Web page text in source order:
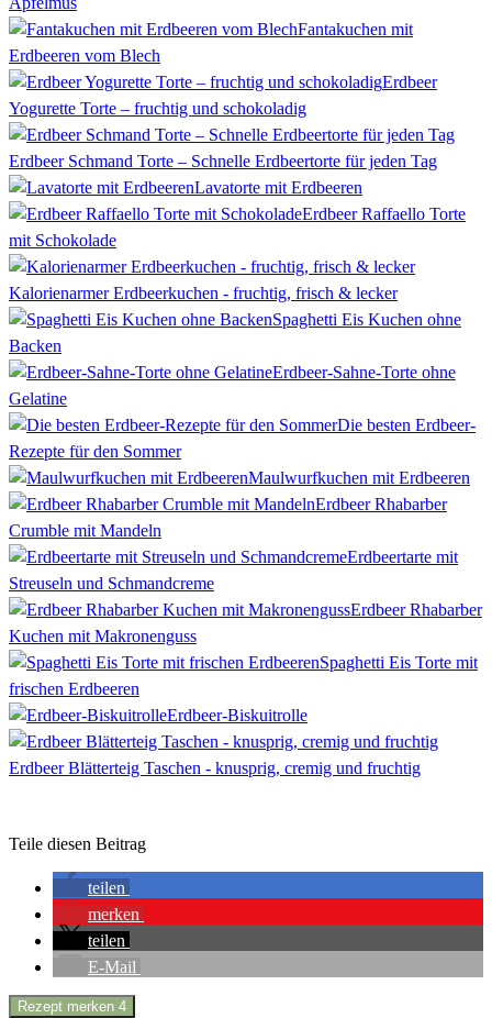
Fantakuchen mit
Erdbeeren vom Blech
Erdbeer
Yogurette Torte – fruchtig und schokoladig
Erdbeer Schmand Torte – Schnelle Erdbeertorte für jeden Tag
Lavatorte mit Erdbeeren
Erdbeer Raffaello Torte
mit Schokolade
Kalorienarmer Erdbeerkuchen - fruchtig, frisch & lecker
Spaghetti Eis Kuchen ohne
Backen
Erdbeer-Sahne-Torte ohne
Gelatine
Die besten Erdbeer-
Rezepte für den Sommer
Maulwurfkuchen mit Erdbeeren
Erdbeer Rhabarber
Crumble mit Mandeln
Erdbeertarte mit
Streuseln und Schmandcreme
Erdbeer Rhabarber
Kuchen mit Makronenguss
Spaghetti Eis Torte mit
frischen Erdbeeren
Erdbeer-Biskuitrolle
Erdbeer Blätterteig Taschen - knusprig, cremig und fruchtig
Teile diesen Beitrag
teilen
merken
teilen
E-Mail
Rezept merken 4